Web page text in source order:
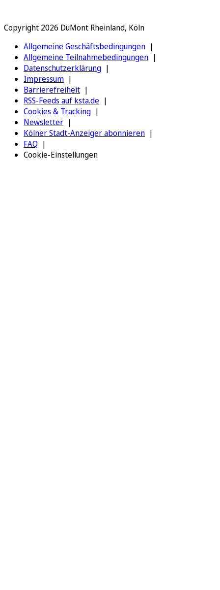
Copyright 2026 DuMont Rheinland, Köln
Allgemeine Geschäftsbedingungen
Allgemeine Teilnahmebedingungen
Datenschutzerklärung
Impressum
Barrierefreiheit
RSS-Feeds auf ksta.de
Cookies & Tracking
Newsletter
Kölner Stadt-Anzeiger abonnieren
FAQ
Cookie-Einstellungen